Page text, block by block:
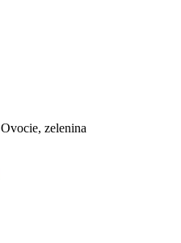
Ovocie, zelenina